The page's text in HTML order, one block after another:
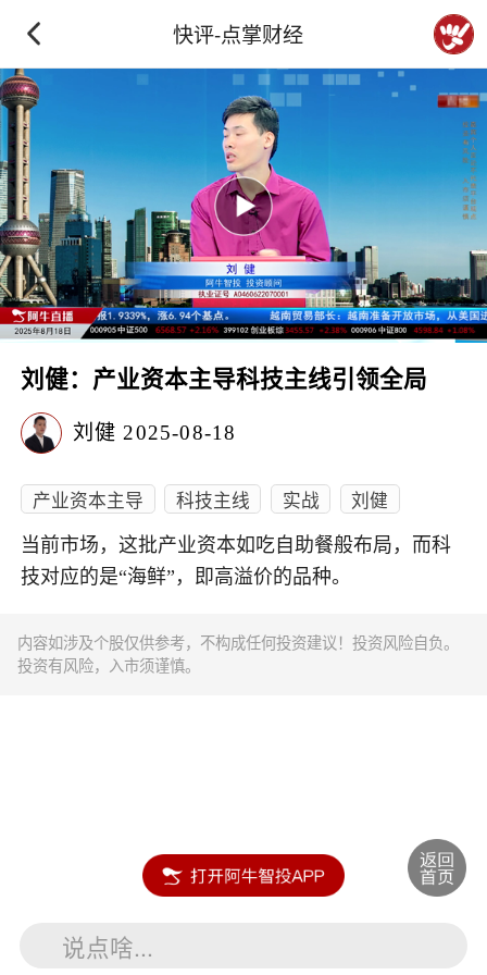
快评-点掌财经
刘健：产业资本主导科技主线引领全局
刘健 2025-08-18
产业资本主导 科技主线 实战 刘健
当前市场，这批产业资本如吃自助餐般布局，而科
技对应的是“海鲜”，即高溢价的品种。
内容如涉及个股仅供参考，不构成任何投资建议！投资风险自负。
投资有风险，入市须谨慎。
说点啥...